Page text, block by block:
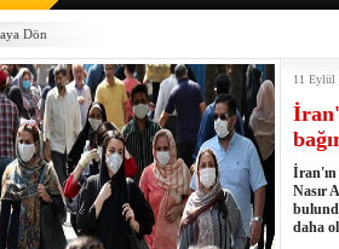
17:43- Hakkari Cumhuriyet Başsavcısı
17:37- Başkan Büyüksu: Gençlerimiz için
17:35- Hakkari'ye Raftingde Çifte Gurur
17:32
- Dağcı Yüksel Işık'ın izini
17:30- Hayvanlar Şarbona karşı
17:27- Hakkari'de yaz ortasında kış
19:22
- Cennet-Cehennem Vadisi'nde
19:19
- CHP Hakkari ve 26 il başkanını
19:17
- Cennet Cehennem Vadisi'nde
Dön
11 Eylül
İran'ın
Nasır
daha